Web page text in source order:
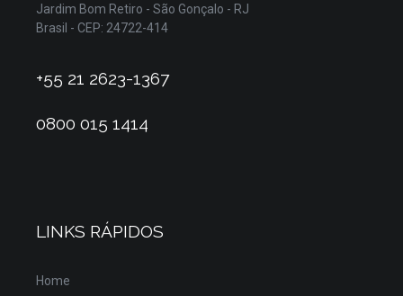
Jardim Bom Retiro - São Gonçalo - RJ
Brasil - CEP: 24722-414
+55 21 2623-1367
0800 015 1414
LINKS RÁPIDOS
Home